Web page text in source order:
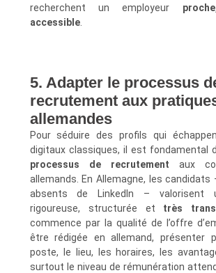
recherchent un employeur
accessible.
5. Adapter le processus
recrutement aux
allemandes
Pour séduire des profils qui
digitaux classiques, il est fondamental
processus de recrutement aux
allemands. En Allemagne, les
absents de LinkedIn – valorisent
rigoureuse, structurée et très
commence par la qualité de l’offre
être rédigée en allemand, présenter
poste, le lieu, les horaires, les
surtout le niveau de rémunération